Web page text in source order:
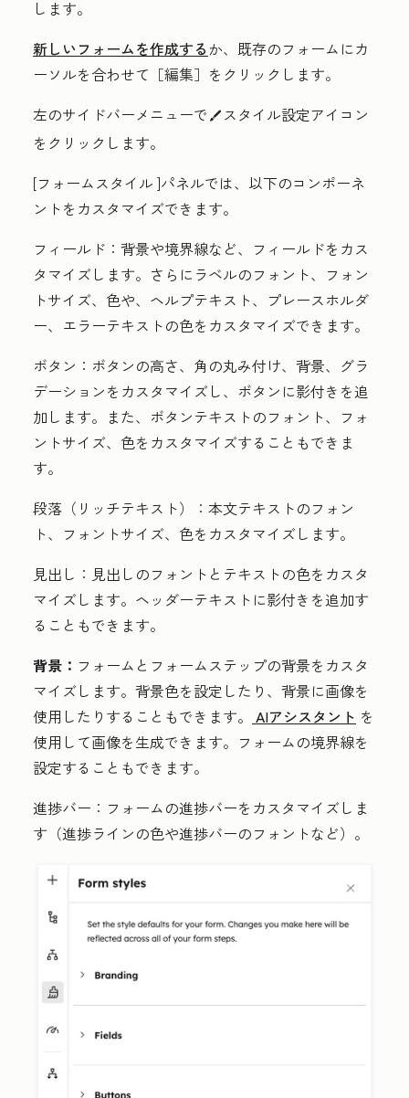
します。
新しいフォームを作成するか、既存のフォームにカ
ーソルを合わせて［編集］ をクリックします。
左のサイドバーメニューでstyles スタイル設定アイコン
をクリックします。
[フォームスタイル ]パネルでは、以下のコンポーネ
ントをカスタマイズできます。
フィールド： 背景や境界線など、フィールドをカス
タマイズします。さらにラベルのフォント、フォン
トサイズ、色や、ヘルプテキスト、プレースホルダ
ー、エラーテキストの色をカスタマイズできます。
ボタン： ボタンの高さ、角の丸み付け、背景、グラ
デーションをカスタマイズし、ボタンに影付きを追
加します。また、ボタンテキストのフォント、フォ
ントサイズ、色をカスタマイズすることもできま
す。
段落（リッチテキスト）： 本文テキストのフォン
ト、フォントサイズ、色をカスタマイズします。
見出し： 見出しのフォントとテキストの色をカスタ
マイズします。ヘッダーテキストに影付きを追加す
ることもできます。
背景： フォームとフォームステップの背景をカスタ
マイズします。背景色を設定したり、背景に画像を
使用したりすることもできます。 AIアシスタント を
使用して画像を生成できます。フォームの境界線を
設定することもできます。
進捗バー： フォームの進捗バーをカスタマイズしま
す（進捗ラインの色や進捗バーのフォントなど）。